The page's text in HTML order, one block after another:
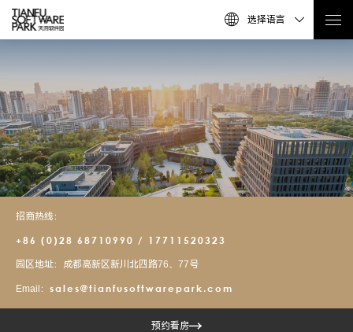
选择语言
招商热线：
+86 (0)28 68710990 / 17711520323
园区地址：成都高新区新川北四路76、77号
Email： sales@tianfusoftwarepark.com
预约看房